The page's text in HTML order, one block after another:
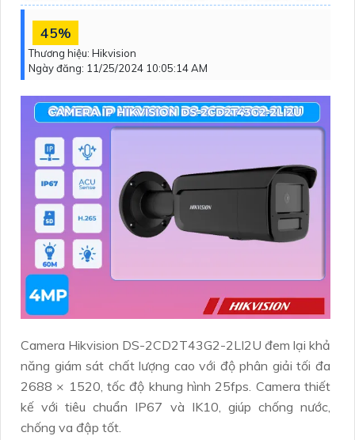
45%
Thương hiệu: Hikvision
Ngày đăng: 11/25/2024 10:05:14 AM
Camera Hikvision DS-2CD2T43G2-2LI2U đem lại khả
năng giám sát chất lượng cao với độ phân giải tối đa
2688 × 1520, tốc độ khung hình 25fps. Camera thiết
kế với tiêu chuẩn IP67 và IK10, giúp chống nước,
chống va đập tốt.